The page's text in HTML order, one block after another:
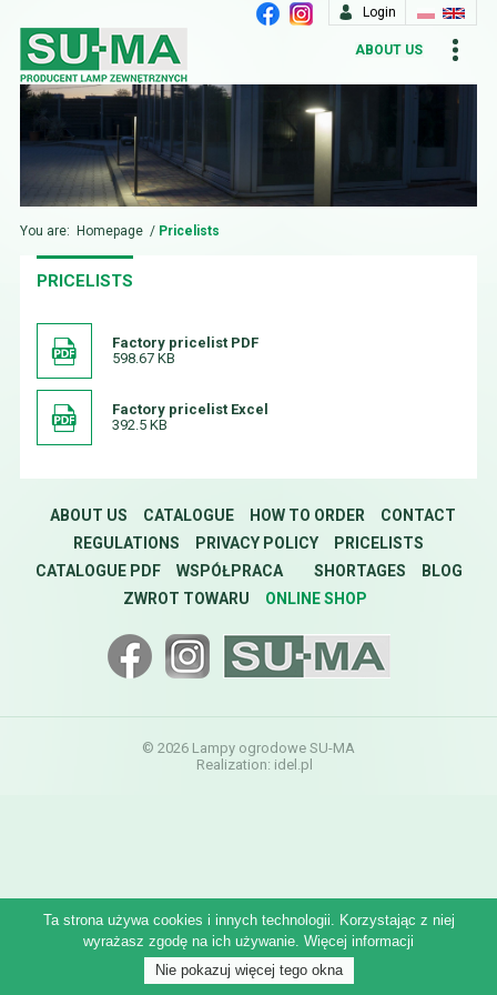
Login
ABOUT US
You are: Homepage / Pricelists
PRICELISTS
Factory pricelist PDF
598.67 KB
Factory pricelist Excel
392.5 KB
ABOUT US CATALOGUE HOW TO ORDER
CONTACT
REGULATIONS
PRIVACY POLICY
PRICELISTS
CATALOGUE PDF
WSPÓŁPRACA SHORTAGES
BLOG
ZWROT TOWARU
ONLINE SHOP
© 2026 Lampy ogrodowe SU-MA
Realization: idel.pl
Ta strona używa cookies i innych technologii. Korzystając z niej
wyrażasz zgodę na ich używanie. Więcej informacji